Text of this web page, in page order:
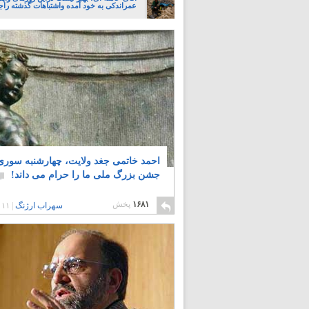
عمراندکی به خود آمده واشتباهات گذشته
احمد خاتمی جغد ولایت، چهارشنبه
جشن بزرگ ملی ما را حرام می داند!
۱۶۸۱ پخش سهراب ارژنگ ۱۱ سال پیش